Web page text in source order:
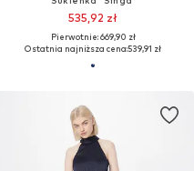
535,92 zł
Pierwotnie: 669,90 zł
Ostatnia najniższa cena:539,91 zł